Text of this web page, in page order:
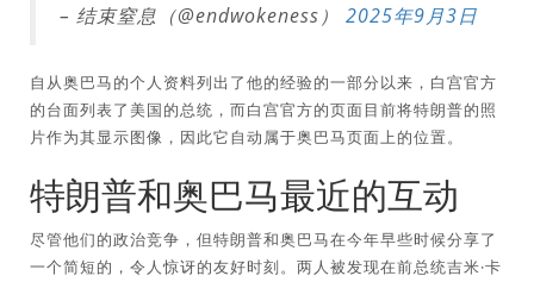
– 结束窒息（@endwokeness） 2025年9月3日
自从奥巴马的个人资料列出了他的经验的一部分以来，白宫官方
的台面列表了美国的总统，而白宫官方的页面目前将特朗普的照
片作为其显示图像，因此它自动属于奥巴马页面上的位置。
特朗普和奥巴马最近的互动
尽管他们的政治竞争，但特朗普和奥巴马在今年早些时候分享了
一个简短的，令人惊讶的友好时刻。两人被发现在前总统吉米·卡